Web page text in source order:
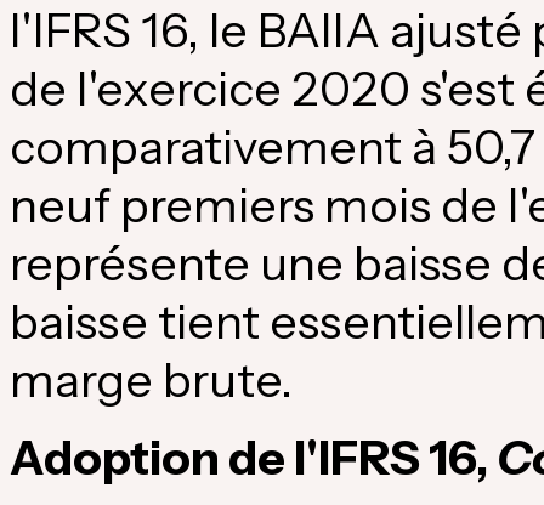
l'IFRS 16, le BAIIA
de l'exercice 2020 s'est
comparativement à
neuf premiers mois de
représente une baisse
baisse tient
marge brute.
Adoption de l'IFRS 16,